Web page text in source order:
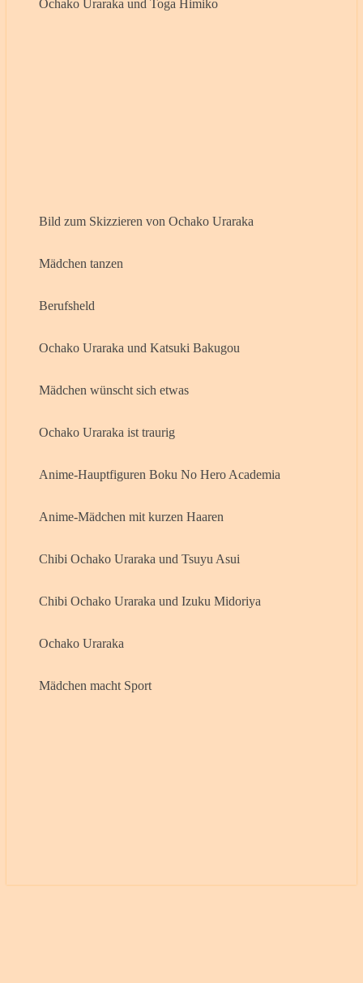
Ochako Uraraka und Toga Himiko
Bild zum Skizzieren von Ochako Uraraka
Mädchen tanzen
Berufsheld
Ochako Uraraka und Katsuki Bakugou
Mädchen wünscht sich etwas
Ochako Uraraka ist traurig
Anime-Hauptfiguren Boku No Hero Academia
Anime-Mädchen mit kurzen Haaren
Chibi Ochako Uraraka und Tsuyu Asui
Chibi Ochako Uraraka und Izuku Midoriya
Ochako Uraraka
Mädchen macht Sport